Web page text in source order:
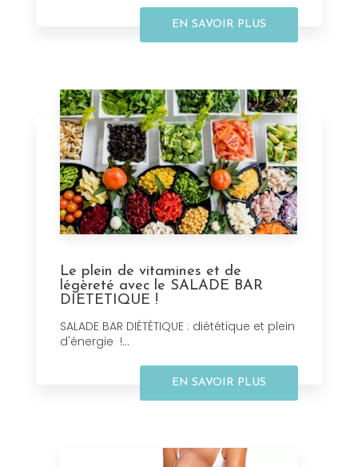
EN SAVOIR PLUS
Le plein de vitamines et de
légèreté avec le SALADE BAR
DIETETIQUE !
SALADE BAR DIÉTÉTIQUE : diététique et plein
d'énergie !...
EN SAVOIR PLUS